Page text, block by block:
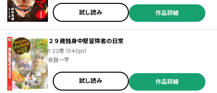
試し読み 作品詳細
２９歳独身中堅冒険者の日常
1-22巻 (540pt)
奈良一平
試し読み 作品詳細